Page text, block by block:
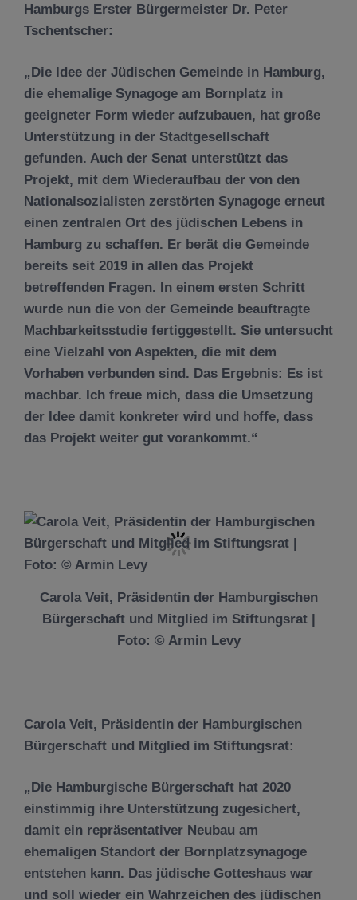
Hamburgs Erster Bürgermeister Dr. Peter
Tschentscher:
„Die Idee der Jüdischen Gemeinde in Hamburg,
die ehemalige Synagoge am Bornplatz in
geeigneter Form wieder aufzubauen, hat große
Unterstützung in der Stadtgesellschaft
gefunden. Auch der Senat unterstützt das
Projekt, mit dem Wiederaufbau der von den
Nationalsozialisten zerstörten Synagoge erneut
einen zentralen Ort des jüdischen Lebens in
Hamburg zu schaffen. Er berät die Gemeinde
bereits seit 2019 in allen das Projekt
betreffenden Fragen. In einem ersten Schritt
wurde nun die von der Gemeinde beauftragte
Machbarkeitsstudie fertiggestellt. Sie untersucht
eine Vielzahl von Aspekten, die mit dem
Vorhaben verbunden sind. Das Ergebnis: Es ist
machbar. Ich freue mich, dass die Umsetzung
der Idee damit konkreter wird und hoffe, dass
das Projekt weiter gut vorankommt.“
Carola Veit, Präsidentin der Hamburgischen
Bürgerschaft und Mitglied im Stiftungsrat |
Foto: © Armin Levy
Carola Veit, Präsidentin der Hamburgischen
Bürgerschaft und Mitglied im Stiftungsrat:
„Die Hamburgische Bürgerschaft hat 2020
einstimmig ihre Unterstützung zugesichert,
damit ein repräsentativer Neubau am
ehemaligen Standort der Bornplatzsynagoge
entstehen kann. Das jüdische Gotteshaus war
und soll wieder ein Wahrzeichen des jüdischen